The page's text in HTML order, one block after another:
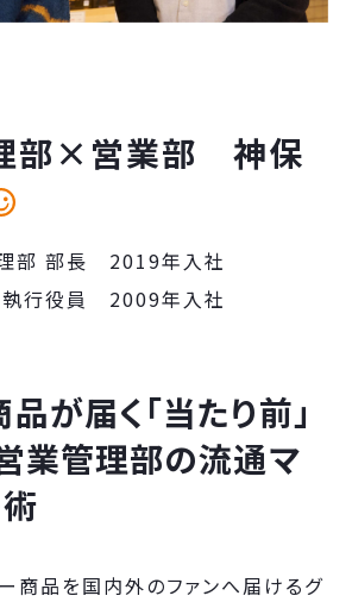
部×営業部 神保
理部 部長 2019年入社
執行役員 2009年入社
が届く「当たり前」
業管理部の流通マ
商品を国内外のファンへ届けるグ